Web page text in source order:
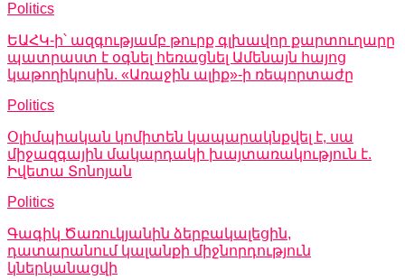
Politics
ԵԱՀԿ-ի՝ ազգությամբ թուրք գլխավոր քարտուղարը
պատրաստ է օգնել հեռացնել Ամենայն հայոց
կաթողիկոսին. «Առաջին ալիք»-ի ռեպորտաժը
Politics
Օլիմպիական կոմիտեն կապարակնքվել է, սա
միջազգային մակարդակի խայտառակություն է.
Իվետա Տոնոյան
Politics
Գագիկ Ծառուկյանին ձերբակալեցին,
դատարանում կալանքի միջնորդություն
կներկանացվի